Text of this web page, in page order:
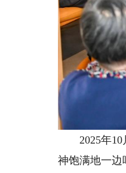
2025年10月
神饱满地一边